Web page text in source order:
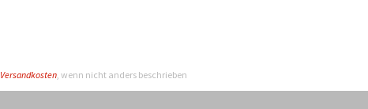
Versandkosten, wenn nicht anders beschrieben